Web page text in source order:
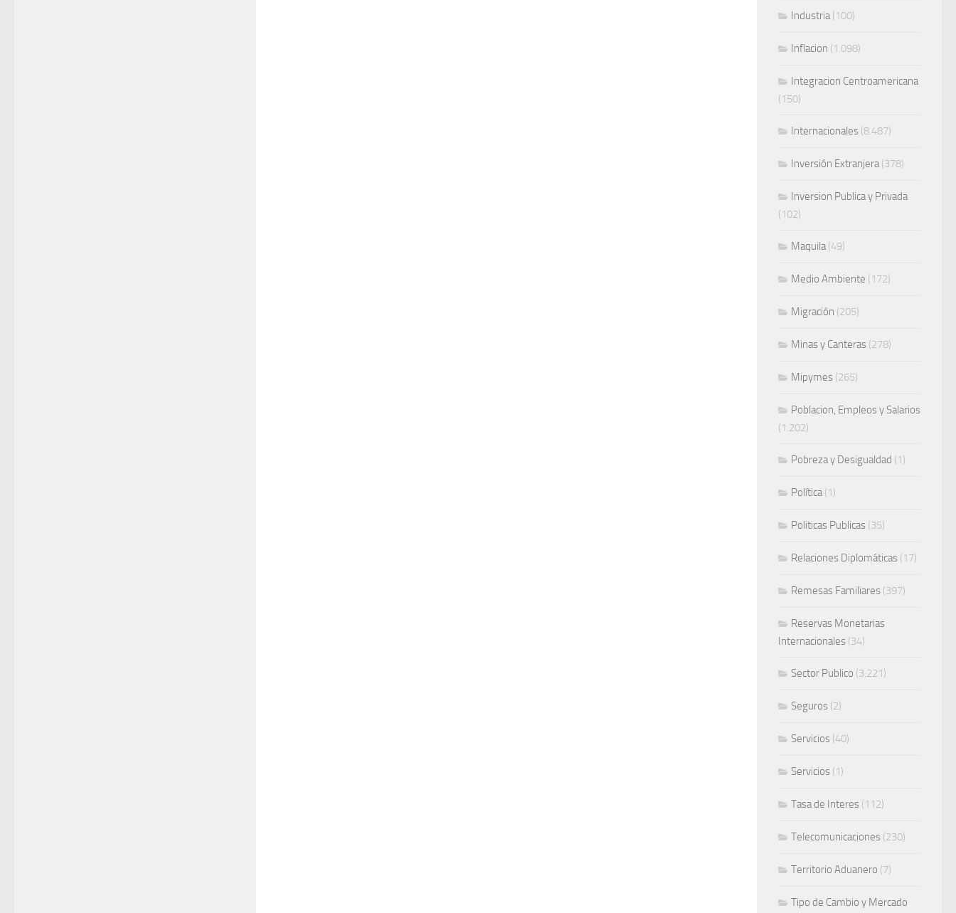
Industria(100)
Inflacion (1.098)
Integracion Centroamericana
(150)
Internacionales (8.487)
Inversión Extranjera(378)
Inversion Publica y Privada
(102)
Maquila(49)
Medio Ambiente (172)
Migración (205)
Minas y Canteras (278)
Mipymes (265)
Poblacion, Empleos y Salarios
(1.202)
Pobreza y Desigualdad (1)
Política(1)
Politicas Publicas (35)
Relaciones Diplomáticas (17)
Remesas Familiares (397)
Reservas Monetarias
Internacionales (34)
Sector Publico (3.221)
Seguros (2)
Servicios (40)
Servicios (1)
Tasa de Interes (112)
Telecomunicaciones (230)
Territorio Aduanero (7)
Tipo de Cambio y Mercado